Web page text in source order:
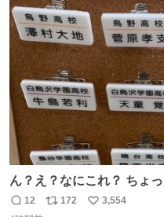
ト
数
数
ん？え？なにこれ？ ちょ
売されているのもですか？
返
12
リ
172
い
3,554